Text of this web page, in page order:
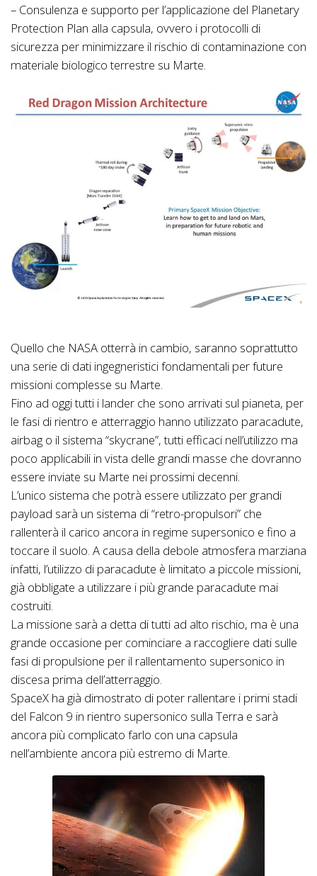
– Consulenza e supporto per l’applicazione del Planetary
Protection Plan alla capsula, ovvero i protocolli di
sicurezza per minimizzare il rischio di contaminazione con
materiale biologico terrestre su Marte.
Quello che NASA otterrà in cambio, saranno soprattutto
una serie di dati ingegneristici fondamentali per future
missioni complesse su Marte.
Fino ad oggi tutti i lander che sono arrivati sul pianeta, per
le fasi di rientro e atterraggio hanno utilizzato paracadute,
airbag o il sistema “skycrane”, tutti efficaci nell’utilizzo ma
poco applicabili in vista delle grandi masse che dovranno
essere inviate su Marte nei prossimi decenni.
L’unico sistema che potrà essere utilizzato per grandi
payload sarà un sistema di “retro-propulsori” che
rallenterà il carico ancora in regime supersonico e fino a
toccare il suolo. A causa della debole atmosfera marziana
infatti, l’utilizzo di paracadute è limitato a piccole missioni,
già obbligate a utilizzare i più grande paracadute mai
costruiti.
La missione sarà a detta di tutti ad alto rischio, ma è una
grande occasione per cominciare a raccogliere dati sulle
fasi di propulsione per il rallentamento supersonico in
discesa prima dell’atterraggio.
SpaceX ha già dimostrato di poter rallentare i primi stadi
del Falcon 9 in rientro supersonico sulla Terra e sarà
ancora più complicato farlo con una capsula
nell’ambiente ancora più estremo di Marte.